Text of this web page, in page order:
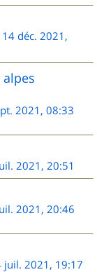
14 déc. 2021,
2021, 08:33
2021, 20:51
2021, 20:46
juil. 2021, 19:17